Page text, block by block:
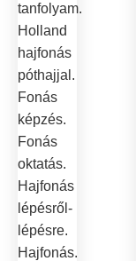
tanfolyam.
Holland
hajfonás
póthajjal.
Fonás
képzés.
Fonás
oktatás.
Hajfonás
lépésről-
lépésre.
Hajfonás.